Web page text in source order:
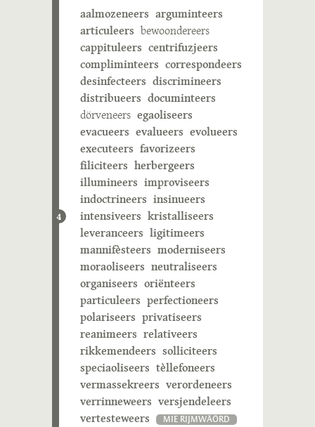
4
aalmozeneers arguminteers
articuleers bewoondereers
cappituleers centrifuzjeers
compliminteers correspondeers
desinfecteers discrimineers
distribueers documinteers
dörveneers egaoliseers
evacueers evalueers evolueers
executeers favorizeers
filiciteers herbergeers
illumineers improviseers
indoctrineers insinueers
intensiveers kristalliseers
leveranceers ligitimeers
mannifèsteers moderniseers
moraoliseers neutraliseers
organiseers oriënteers
particuleers perfectioneers
polariseers privatiseers
reanimeers relativeers
rikkemendeers solliciteers
speciaoliseers tèllefoneers
vermassekreers verordeneers
verrinneweers versjendeleers
vertesteweers
MIE RIJMWÄÖRD